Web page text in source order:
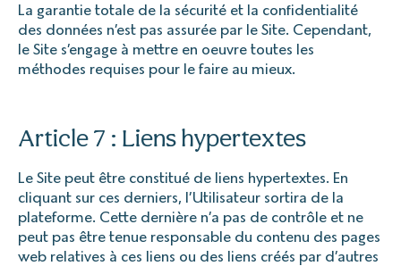
La garantie totale de la sécurité et la confidentialité
des données n’est pas assurée par le Site. Cependant,
le Site s’engage à mettre en oeuvre toutes les
méthodes requises pour le faire au mieux.
Article 7 : Liens hypertextes
Le Site peut être constitué de liens hypertextes. En
cliquant sur ces derniers, l’Utilisateur sortira de la
plateforme. Cette dernière n’a pas de contrôle et ne
peut pas être tenue responsable du contenu des pages
web relatives à ces liens ou des liens créés par d’autres